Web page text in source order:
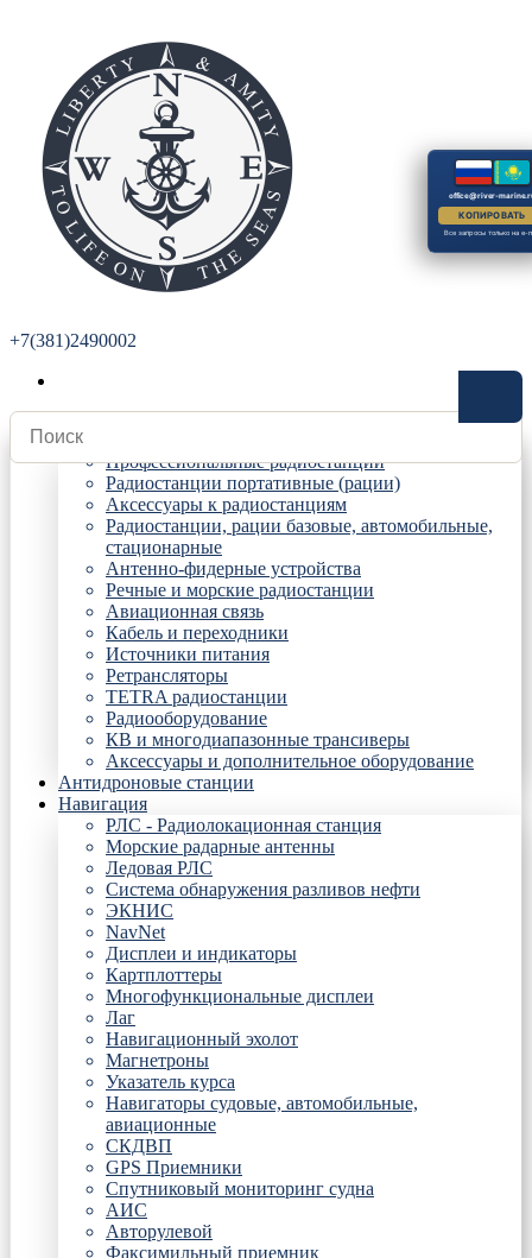
+7(381)2490002
Радиостанции
Профессиональные радиостанции
Радиостанции портативные (рации)
Аксессуары к радиостанциям
Радиостанции, рации базовые, автомобильные,
стационарные
Антенно-фидерные устройства
Речные и морские радиостанции
Авиационная связь
Кабель и переходники
Источники питания
Ретрансляторы
TETRA радиостанции
Радиооборудование
КВ и многодиапазонные трансиверы
Аксессуары и дополнительное оборудование
Антидроновые станции
Навигация
РЛС - Радиолокационная станция
Морские радарные антенны
Ледовая РЛС
Система обнаружения разливов нефти
ЭКНИС
NavNet
Дисплеи и индикаторы
Картплоттеры
Многофункциональные дисплеи
Лаг
Навигационный эхолот
Магнетроны
Указатель курса
Навигаторы судовые, автомобильные,
авиационные
СКДВП
GPS Приемники
Спутниковый мониторинг судна
АИС
Авторулевой
Факсимильный приемник
office@river-
КОПИРОВАТЬ
Все запросы только на e-